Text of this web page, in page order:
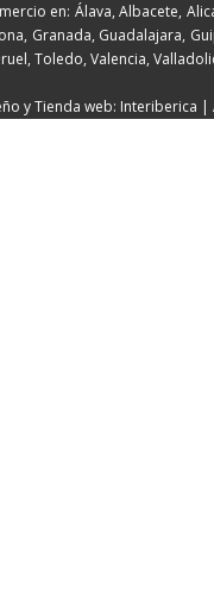
en: Álava, Albacete,
Granada, Guadalajara,
Toledo, Valencia,
y Tienda web: Interiberica |